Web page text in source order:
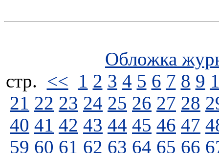
Обложка
стp. << 1 2 3 4 5 6 7 8 9
21 22 23 24 25 26 27 28
40 41 42 43 44 45 46 47
59 60 61 62 63 64 65 66